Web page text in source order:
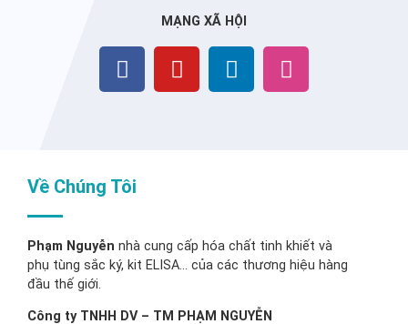
MẠNG XÃ HỘI
Về Chúng Tôi
Phạm Nguyễn nhà cung cấp hóa chất tinh khiết và
phụ tùng sắc ký, kit ELISA… của các thương hiệu hàng
đầu thế giới.
Công ty TNHH DV – TM PHẠM NGUYỄN